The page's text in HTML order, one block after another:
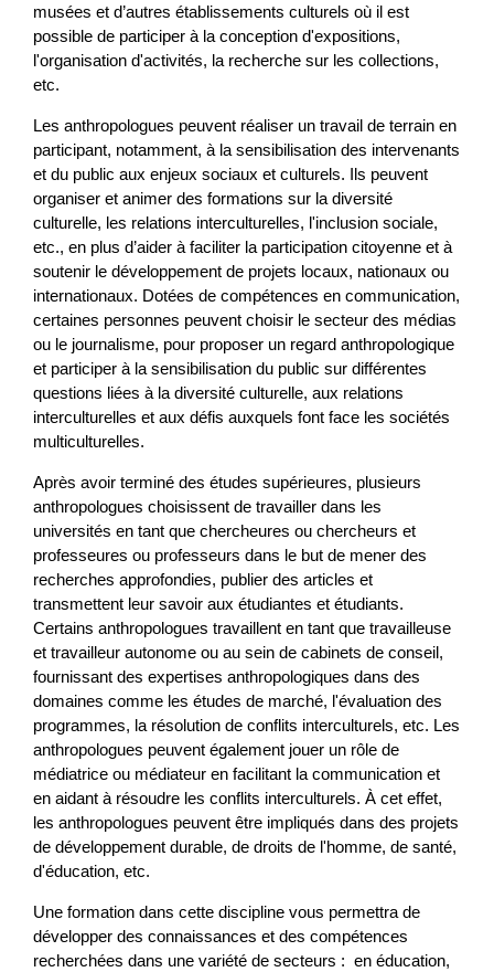
musées et d’autres établissements culturels où il est
possible de participer à la conception d'expositions,
l'organisation d'activités, la recherche sur les collections,
etc.
Les anthropologues peuvent réaliser un travail de terrain en
participant, notamment, à la sensibilisation des intervenants
et du public aux enjeux sociaux et culturels. Ils peuvent
organiser et animer des formations sur la diversité
culturelle, les relations interculturelles, l'inclusion sociale,
etc., en plus d’aider à faciliter la participation citoyenne et à
soutenir le développement de projets locaux, nationaux ou
internationaux. Dotées de compétences en communication,
certaines personnes peuvent choisir le secteur des médias
ou le journalisme, pour proposer un regard anthropologique
et participer à la sensibilisation du public sur différentes
questions liées à la diversité culturelle, aux relations
interculturelles et aux défis auxquels font face les sociétés
multiculturelles.
Après avoir terminé des études supérieures, plusieurs
anthropologues choisissent de travailler dans les
universités en tant que chercheures ou chercheurs et
professeures ou professeurs dans le but de mener des
recherches approfondies, publier des articles et
transmettent leur savoir aux étudiantes et étudiants.
Certains anthropologues travaillent en tant que travailleuse
et travailleur autonome ou au sein de cabinets de conseil,
fournissant des expertises anthropologiques dans des
domaines comme les études de marché, l'évaluation des
programmes, la résolution de conflits interculturels, etc. Les
anthropologues peuvent également jouer un rôle de
médiatrice ou médiateur en facilitant la communication et
en aidant à résoudre les conflits interculturels. À cet effet,
les anthropologues peuvent être impliqués dans des projets
de développement durable, de droits de l'homme, de santé,
d'éducation, etc.
Une formation dans cette discipline vous permettra de
développer des connaissances et des compétences
recherchées dans une variété de secteurs : en éducation,